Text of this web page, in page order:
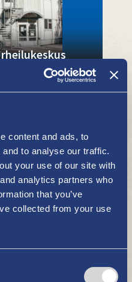
content and ads, to
to analyse our traffic.
your use of our site with
analytics partners who
that you’ve
collected from your use